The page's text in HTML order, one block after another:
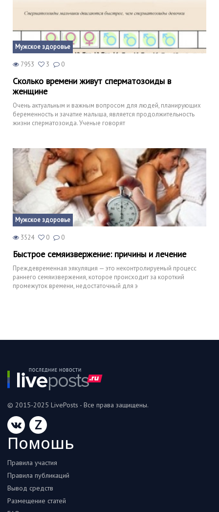
Мужское здоровье
7953 3 0
Сколько времени живут сперматозоиды в
женщине
Очень актуальным и важным вопросом для людей, планирующих
беременность и зачатие малыша, является продолжительность
жизни сперматозоида. Ученые говорят
Мужское здоровье
3524 0 0
Быстрое семяизвержение: причины и лечение
Преждевременная эякуляция — это неконтролируемый процесс
раннего семяизвержения, которое происходит за короткий
промежуток времени, недостаточный для э
© 2015-2025 LivePosts - Все права защищены.
Z
Помошь
Правила участия
Правила публикаций
Вывод средств
Размещение статей